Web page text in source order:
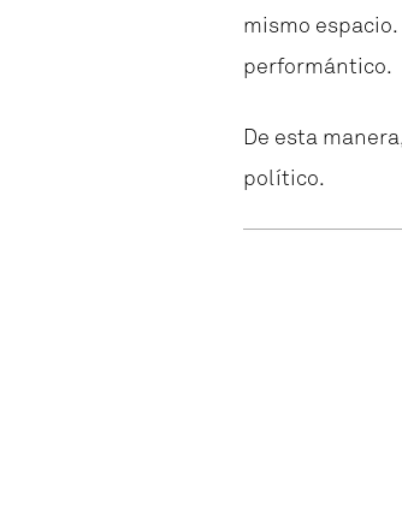
mismo
performántico.
De esta
político.